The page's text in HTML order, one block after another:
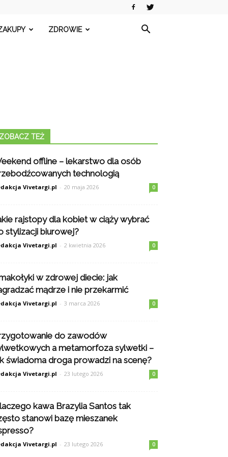
ZDROWIE
ZOBACZ TEŻ
offline – lekarstwo dla osób
technologią
Vivetargi.pl - 20 maja 2026 0
rajstopy dla kobiet w ciąży wybrać
stylizacji biurowej?
Vivetargi.pl - 2 kwietnia 2026 0
w zdrowej diecie: jak
mądrze i nie przekarmić
Vivetargi.pl - 3 marca 2026 0
do zawodów
a metamorfoza sylwetki –
świadoma droga prowadzi na scenę?
Vivetargi.pl - 23 lutego 2026 0
kawa Brazylia Santos tak
stanowi bazę mieszanek
Vivetargi.pl - 23 lutego 2026 0